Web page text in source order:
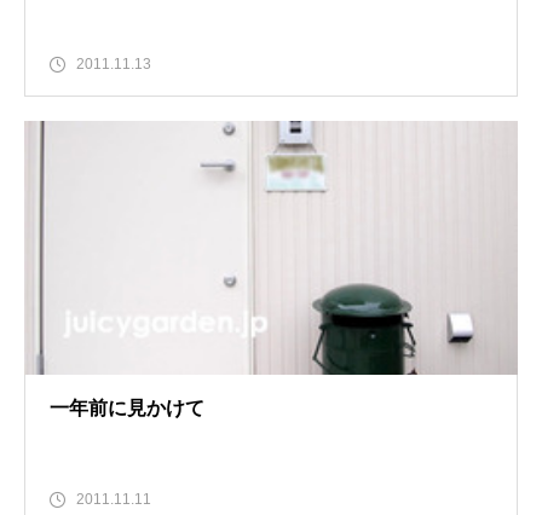
2011.11.13
一年前に見かけて
2011.11.11